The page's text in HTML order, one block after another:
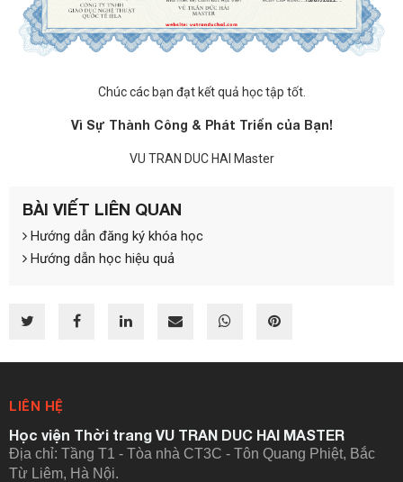
Chúc các bạn đạt kết quả học tập tốt.
Vì Sự Thành Công & Phát Triển của Bạn!
VU TRAN DUC HAI Master
BÀI VIẾT LIÊN QUAN
Hướng dẫn đăng ký khóa học
Hướng dẫn học hiệu quả
LIÊN HỆ
Học viện Thời trang VU TRAN DUC HAI MASTER
Địa chỉ: Tầng T1 - Tòa nhà CT3C - Tôn Quang Phiệt, Bắc
Từ Liêm, Hà Nội.